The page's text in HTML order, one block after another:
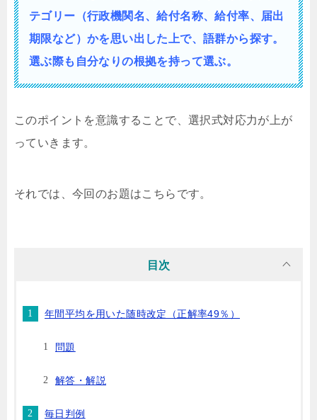
テゴリー（行政機関名、給付名称、給付率、届出
期限など）かを思い出した上で、語群から探す。
選ぶ際も自分なりの根拠を持って選ぶ。
このポイントを意識することで、選択式対応力が上が
っていきます。
それでは、今回のお題はこちらです。
目次
年間平均を用いた随時改定（正解率49％）
問題
解答・解説
毎日判例